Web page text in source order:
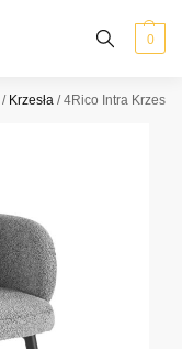
0
/ Krzesła /4Rico Intra Krzesło